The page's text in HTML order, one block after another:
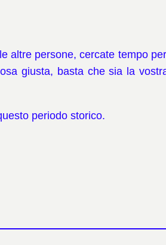
altre persone, cercate tempo
giusta, basta che sia la
periodo storico.